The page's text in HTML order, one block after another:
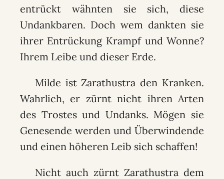
entrückt wähnten sie sich, diese
Undankbaren. Doch wem dankten sie
ihrer Entrückung Krampf und Wonne?
Ihrem Leibe und dieser Erde.
Milde ist Zarathustra den Kranken.
Wahrlich, er zürnt nicht ihren Arten
des Trostes und Undanks. Mögen sie
Genesende werden und Überwindende
und einen höheren Leib sich schaffen!
Nicht auch zürnt Zarathustra dem